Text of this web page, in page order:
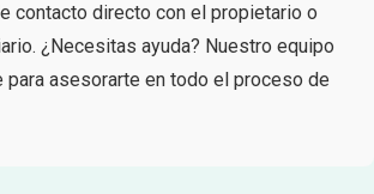
contacto directo con el propietario o
¿Necesitas ayuda? Nuestro equipo
asesorarte en todo el proceso de